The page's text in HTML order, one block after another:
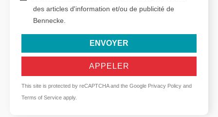
des articles d'information et/ou de publicité de
Bennecke.
ENVOYER
APPELER
This site is protected by reCAPTCHA and the Google Privacy Policy and
Terms of Service apply.